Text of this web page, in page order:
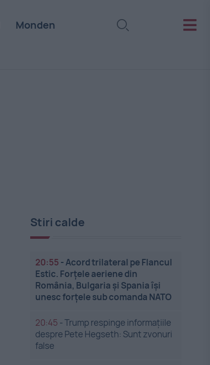
Monden
Stiri calde
20:55 -Acord trilateral pe Flancul
Estic. Forțele aeriene din
România, Bulgaria și Spania își
unesc forțele sub comanda NATO
20:45 -Trump respinge informațiile
despre Pete Hegseth: Sunt zvonuri
false